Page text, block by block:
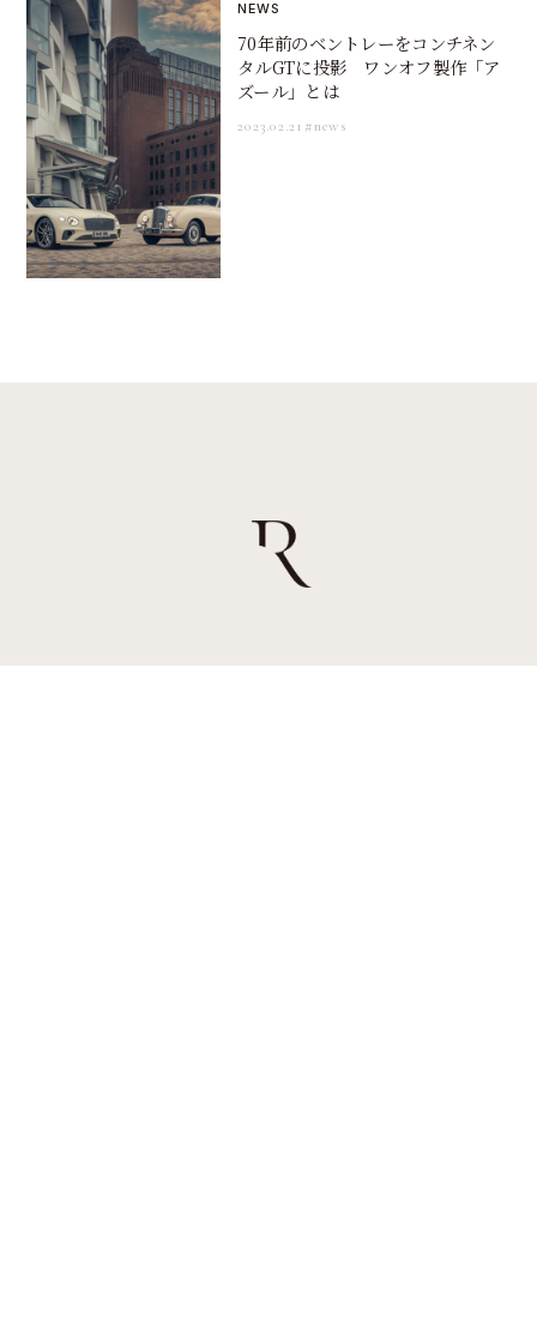
NEWS
70年前のベントレーをコンチネン
タルGTに投影 ワンオフ製作「ア
ズール」とは
2023.02.21 #news